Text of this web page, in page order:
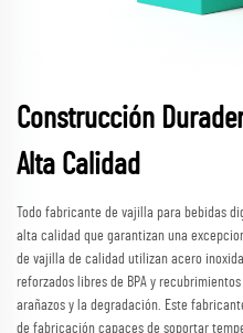
Construcción
Alta Calidad
Todo fabricante de vajilla para bebidas
alta calidad que garantizan una
de vajilla de calidad utilizan acero
reforzados libres de BPA y
arañazos y la degradación. Este
de fabricación capaces de soportar